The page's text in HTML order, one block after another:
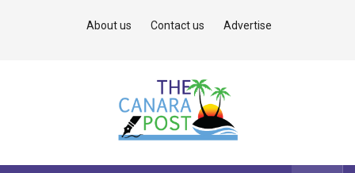
About us Contact us Advertise